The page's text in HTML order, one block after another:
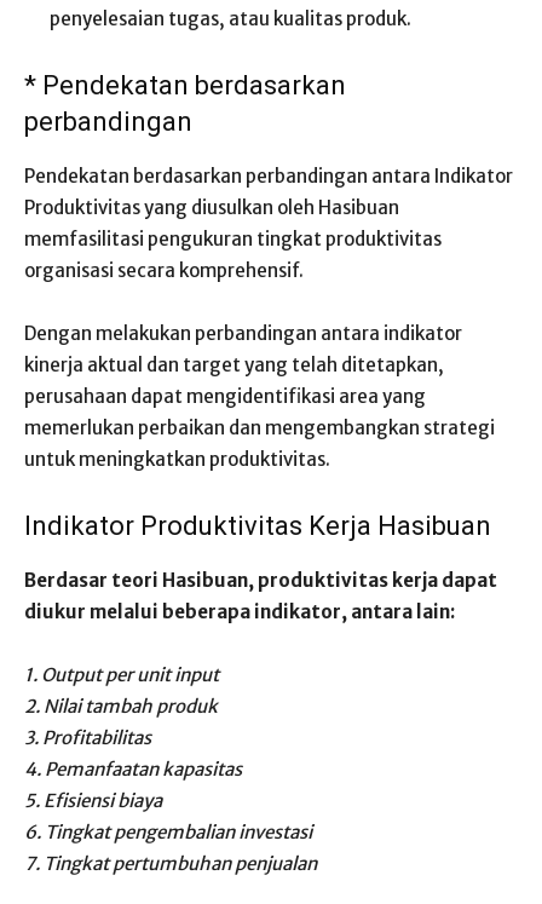
penyelesaian tugas, atau kualitas produk.
* Pendekatan berdasarkan
perbandingan
Pendekatan berdasarkan perbandingan antara Indikator
Produktivitas yang diusulkan oleh Hasibuan
memfasilitasi pengukuran tingkat produktivitas
organisasi secara komprehensif.
Dengan melakukan perbandingan antara indikator
kinerja aktual dan target yang telah ditetapkan,
perusahaan dapat mengidentifikasi area yang
memerlukan perbaikan dan mengembangkan strategi
untuk meningkatkan produktivitas.
Indikator Produktivitas Kerja Hasibuan
Berdasar teori Hasibuan, produktivitas kerja dapat
diukur melalui beberapa indikator, antara lain:
1. Output per unit input
2. Nilai tambah produk
3. Profitabilitas
4. Pemanfaatan kapasitas
5. Efisiensi biaya
6. Tingkat pengembalian investasi
7. Tingkat pertumbuhan penjualan